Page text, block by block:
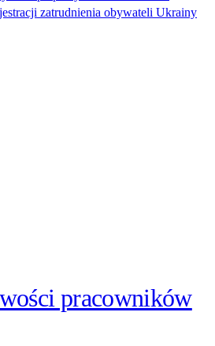
zatrudnienia obywateli Ukrainy
pracowników